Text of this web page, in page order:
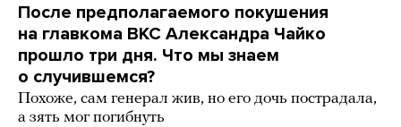
После предполагаемого покушения
на главкома ВКС Александра Чайко
прошло три дня. Что мы знаем
о случившемся?
Похоже, сам генерал жив, но его дочь пострадала,
а зять мог погибнуть